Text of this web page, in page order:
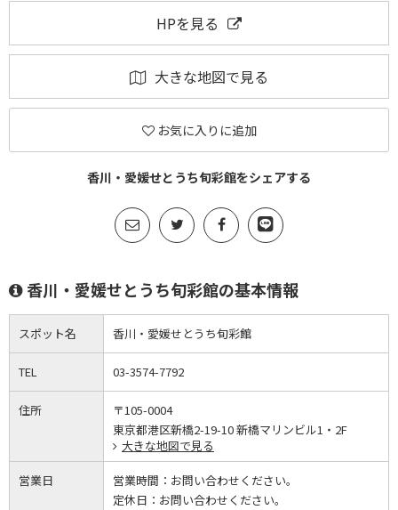
HPを見る
大きな地図で見る
お気に入りに追加
香川・愛媛せとうち旬彩館をシェアする
香川・愛媛せとうち旬彩館の基本情報
スポット名 香川・愛媛せとうち旬彩館
TEL 03-3574-7792
住所
〒105-0004
東京都港区新橋2-19-10 新橋マリンビル1・2F
大きな地図で見る
営業日 営業時間： お問い合わせください。
定休日： お問い合わせください。